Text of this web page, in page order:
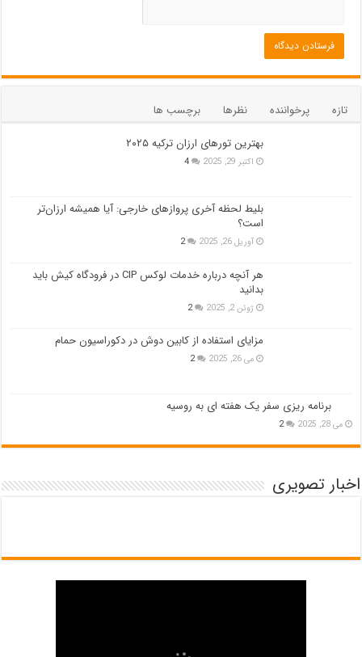
تازه پرخواننده نظرها
برچسب ها
بهترین تورهای ارزان ترکیه ۲۰۲۵
اکتبر 29, 2025 4
بلیط لحظه آخری پروازهای خارجی: آیا همیشه ارزان‌تر
است؟
آوریل 26, 2025 2
هر آنچه درباره خدمات لوکس CIP در فرودگاه‌ کیش باید
بدانید
ژوئن 2, 2025 2
مزایای استفاده از کابین دوش در دکوراسیون حمام
می 26, 2025 2
برنامه ریزی سفر یک هفته ای به روسیه
می 28, 2025 2
اخبار تصویری